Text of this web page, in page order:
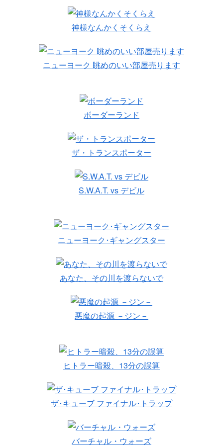
神様なんかくそくらえ
ニューヨーク 眺めのいい部屋売ります
ボーダーランド
ザ・トランスポーター
S.W.A.T. vs デビル
ニューヨーク･ギャングスター
あなた、その川を渡らないで
悪魔の起源 －ジン－
ヒトラー暗殺、13分の誤算
ザ･キューブ ファイナル･トラップ
バーチャル・ウォーズ